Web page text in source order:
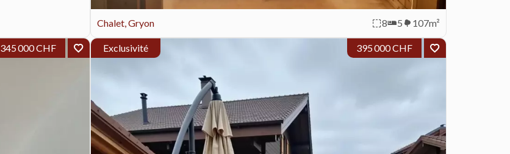
Chalet, Gryon 8 5 107m²
345 000 CHF Exclusivité 395 000 CHF